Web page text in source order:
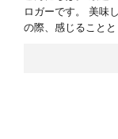
ロガーです。 美味
の際、感じること